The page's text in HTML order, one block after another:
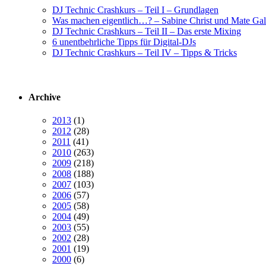
DJ Technic Crashkurs – Teil I – Grundlagen
Was machen eigentlich…? – Sabine Christ und Mate
DJ Technic Crashkurs – Teil II – Das erste Mixing
6 unentbehrliche Tipps für Digital-DJs
DJ Technic Crashkurs – Teil IV – Tipps & Tricks
Archive
2013 (1)
2012 (28)
2011 (41)
2010 (263)
2009 (218)
2008 (188)
2007 (103)
2006 (57)
2005 (58)
2004 (49)
2003 (55)
2002 (28)
2001 (19)
2000 (6)